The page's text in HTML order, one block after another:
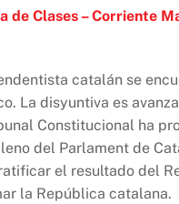
nt p
Li
n
k
de Clases – Corriente
catalán se
La disyuntiva es
Constitucional ha
del Parlament de
el resultado del
la República catalana.